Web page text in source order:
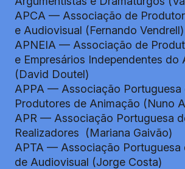
APCA — Associação de
e Audiovisual (Fernando Vendrell)
APNEIA — Associação de
e Empresários Independentes do
(David Doutel)
APPA — Associação Portuguesa
Produtores de Animação (Nuno
APR — Associação Portuguesa
Realizadores (Mariana Gaivão)
APTA — Associação Portuguesa
de Audiovisual (Jorge Costa)